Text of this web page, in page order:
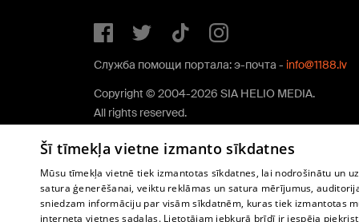
Служба помощи портала: э-почта - info@1188.lv
Copyright © 2004-2026 SIA HELIO MEDIA.
All rights reserved.
Šī tīmekļa vietne izmanto sīkdatnes
Mūsu tīmekļa vietnē tiek izmantotas sīkdatnes, lai nodrošinātu un
satura ģenerēšanai, veiktu reklāmas un satura mērījumus,
sniedzam informāciju par visām sīkdatnēm, kuras tiek izmantotas
interneta vietnes sadaļas. Lietotājam jebkurā brīdī ir iespēja